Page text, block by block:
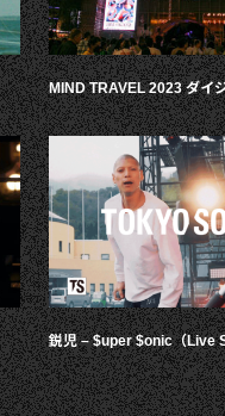
MIND TRAVEL 2023 ダイ
鋭児 – $uper $onic（Live